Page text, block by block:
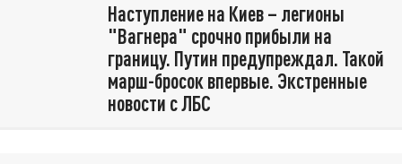
Наступление на Киев – легионы
"Вагнера" срочно прибыли на
границу. Путин предупреждал. Такой
марш-бросок впервые. Экстренные
новости с ЛБС